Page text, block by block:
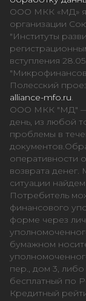
ООО МКК «МД»
организации
"Институты
вступления
Полесский
alliance-mfo.ru.
ООО МКК "МД" —
день, из любой
проблемы в
оперативности
возврата
ситуации
Потребитель
финансового
форме через
бумажном
пер., дом 3,
бесплатный по
Кредитный